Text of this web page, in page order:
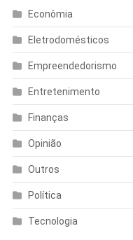
Econômia
Eletrodomésticos
Empreendedorismo
Entretenimento
Finanças
Opinião
Outros
Política
Tecnologia